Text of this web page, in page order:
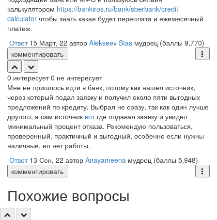
калькулятором https://bankiros.ru/bank/sberbank/credit-
calculator чтобы знать какая будет переплата и ежемесячный
платеж.
Ответ 15 Март, 22 автор Alekseev Stas мудрец (баллы 9,770)
комментировать
0 интересует 0 не интересует
Мне не пришлось идти в банк, потому как нашел источник,
через который подал заявку и получил около пяти выгодных
предложений по кредиту. Выбрал не сразу, так как один лучше
другого, а сам источник вотгде подавал заявку и увидел
минимальный процент отказа. Рекомендую пользоваться,
проверенный, практичный и выгодный, особенно если нужны
наличные, но нет работы.
Ответ 13 Сен, 22 автор Anayameena мудрец (баллы 5,948)
комментировать
Похожие вопросы